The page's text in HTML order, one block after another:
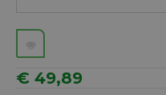
€ 49,89